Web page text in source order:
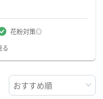
花粉対策◎
る